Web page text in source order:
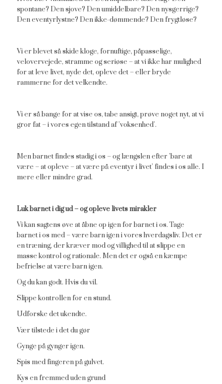
spontane? Den sjove? Den umiddelbare? Den nysgerrige?
Den eventyrlystne? Den ikke-dømmende? Den frygtløse?
Vi er blevet så skide kloge, fornuftige, påpasselige,
velovervejede, stramme og seriøse – at vi ikke har mulighed
for at leve livet, nyde det, opleve det – eller bryde
rammerne for det velkendte.
Vi er så bange for at vise os, tabe ansigt, prøve noget nyt, at vi
gror fat – i vores egen tilstand af ’voksenhed’.
Men barnet findes stadig i os – og længslen efter ’bare at
være – at opleve – at være på eventyr i livet’ findes i os alle. I
mere eller mindre grad.
Luk barnet i dig ud – og opleve livets mirakler
Vi kan sagtens øve at åbne op igen for barnet i os. Tage
barnet i os med – være barn igen i vores hverdagsliv. Det er
en træning, der kræver mod og villighed til at slippe en
masse kontrol og rationale. Men det er også en kæmpe
befrielse at være barn igen.
Og du kan godt. Hvis du vil.
Slippe kontrollen for en stund.
Udforske det ukendte.
Vær tilstede i det du gør
Gynge på gynger igen.
Spis med fingeren på gulvet.
Kys en fremmed uden grund